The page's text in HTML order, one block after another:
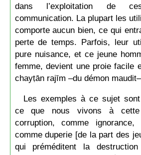
dans l’exploitation de
communication. La plupart les
comporte aucun bien, ce qui
perte de temps. Parfois, leur
pure nuisance, et ce jeune
femme, devient une proie facile
chayṭān rajīm –du démon
Les exemples à ce sujet
ce que nous vivons à cette
corruption, comme
comme duperie [de la part des
qui préméditent la